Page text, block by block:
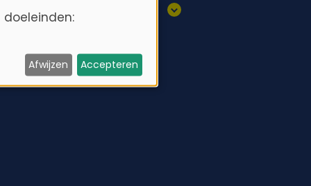
doeleinden:
Afwijzen Accepteren